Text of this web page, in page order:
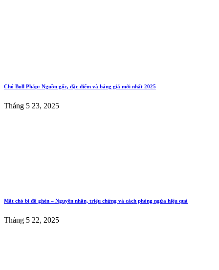
Chó Bull Pháp: Nguồn gốc, đặc điểm và bảng giá mới nhất 2025
Tháng 5 23, 2025
Mắt chó bị đổ ghèn – Nguyên nhân, triệu chứng và cách phòng ngừa hiệu quả
Tháng 5 22, 2025